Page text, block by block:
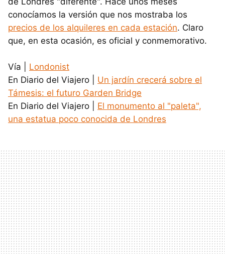
conocíamos la versión que nos mostraba los
precios de los alquileres en cada estación. Claro
que, en esta ocasión, es oficial y conmemorativo.
Vía | Londonist
En Diario del Viajero | Un jardín crecerá sobre el
Támesis: el futuro Garden Bridge
En Diario del Viajero | El monumento al "paleta",
una estatua poco conocida de Londres